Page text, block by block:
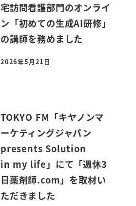
宅訪問看護部門のオンライ
ン「初めての生成AI研修」
の講師を務めました
投稿日
2026年5月21日
TOKYO FM「キヤノンマ
ーケティングジャパン
presents Solution
in my life」にて「週休3
日薬剤師.com」を取材い
ただきました